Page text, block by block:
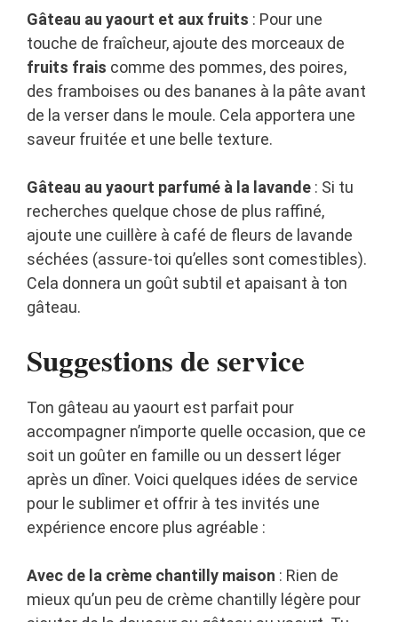
Gâteau au yaourt et aux fruits : Pour une
touche de fraîcheur, ajoute des morceaux de
fruits frais comme des pommes, des poires,
des framboises ou des bananes à la pâte avant
de la verser dans le moule. Cela apportera une
saveur fruitée et une belle texture.
Gâteau au yaourt parfumé à la lavande : Si tu
recherches quelque chose de plus raffiné,
ajoute une cuillère à café de fleurs de lavande
séchées (assure-toi qu’elles sont comestibles).
Cela donnera un goût subtil et apaisant à ton
gâteau.
Suggestions de service
Ton gâteau au yaourt est parfait pour
accompagner n’importe quelle occasion, que ce
soit un goûter en famille ou un dessert léger
après un dîner. Voici quelques idées de service
pour le sublimer et offrir à tes invités une
expérience encore plus agréable :
Avec de la crème chantilly maison : Rien de
mieux qu’un peu de crème chantilly légère pour